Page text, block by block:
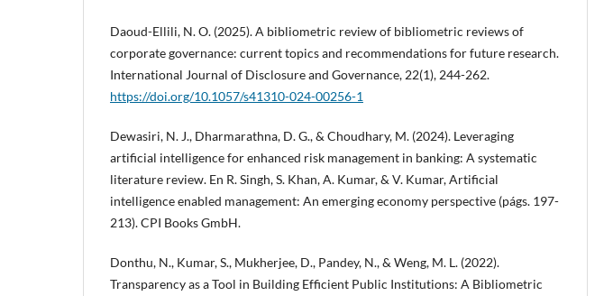
Daoud-Ellili, N. O. (2025). A bibliometric review of bibliometric reviews of
corporate governance: current topics and recommendations for future research.
International Journal of Disclosure and Governance, 22(1), 244-262.
https://doi.org/10.1057/s41310-024-00256-1
Dewasiri, N. J., Dharmarathna, D. G., & Choudhary, M. (2024). Leveraging
artificial intelligence for enhanced risk management in banking: A systematic
literature review. En R. Singh, S. Khan, A. Kumar, & V. Kumar, Artificial
intelligence enabled management: An emerging economy perspective (págs. 197-
213). CPI Books GmbH.
Donthu, N., Kumar, S., Mukherjee, D., Pandey, N., & Weng, M. L. (2022).
Transparency as a Tool in Building Efficient Public Institutions: A Bibliometric